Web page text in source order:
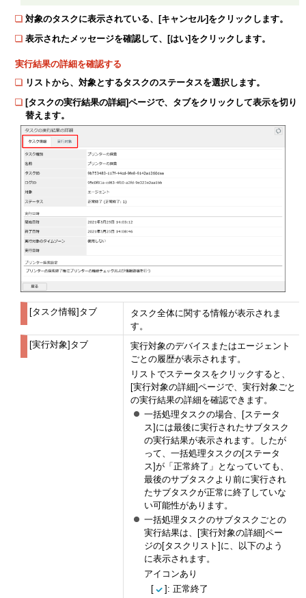
対象のタスクに表示されている、[キャンセル]をクリックします。
表示されたメッセージを確認して、[はい]をクリックします。
実行結果の詳細を確認する
リストから、対象とするタスクのステータスを選択します。
[タスクの実行結果の詳細]ページで、タブをクリックして表示を切り
替えます。
[タスク情報]タブ
タスク全体に関する情報が表示されま
す。
[実行対象]タブ
実行対象のデバイスまたはエージェント
ごとの履歴が表示されます。
リストでステータスをクリックすると、
[実行対象の詳細]ページで、実行対象ごと
の実行結果の詳細を確認できます。
一括処理タスクの場合、[ステータ
ス]には最後に実行されたサブタスク
の実行結果が表示されます。したが
って、一括処理タスクの[ステータ
ス]が「正常終了」となっていても、
最後のサブタスクより前に実行され
たサブタスクが正常に終了していな
い可能性があります。
一括処理タスクのサブタスクごとの
実行結果は、[実行対象の詳細]ペー
ジの[タスクリスト]に、以下のよう
に表示されます。
アイコンあり
[
]: 正常終了